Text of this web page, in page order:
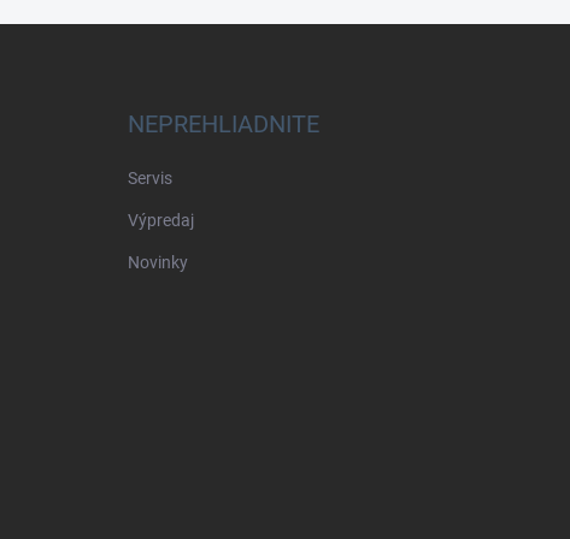
NEPREHLIADNITE
Servis
Výpredaj
Novinky